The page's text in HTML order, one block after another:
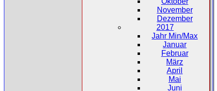
November
Dezember
2017
Jahr Min/Max
Januar
Februar
März
April
Mai
Juni